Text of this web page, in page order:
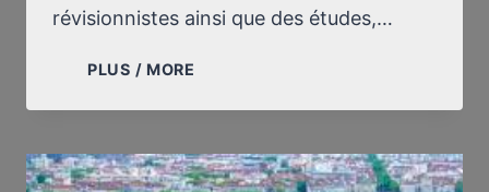
révisionnistes ainsi que des études,…
PLUS / MORE
L’AFFAIRE